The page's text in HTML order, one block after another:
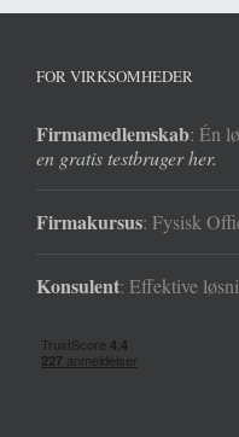
FOR VIRKSOMHEDER
Firmamedlemskab: Én
en gratis testbruger her.
Firmakursus: Fysisk
Konsulent: Effektive